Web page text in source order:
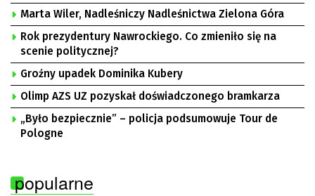
Marta Wiler, Nadleśniczy Nadleśnictwa Zielona Góra
Rok prezydentury Nawrockiego. Co zmieniło się na
scenie politycznej?
Groźny upadek Dominika Kubery
Olimp AZS UZ pozyskał doświadczonego bramkarza
„Było bezpiecznie” – policja podsumowuje Tour de
Pologne
popularne